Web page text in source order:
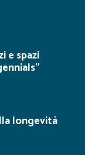
e spazi
longevità